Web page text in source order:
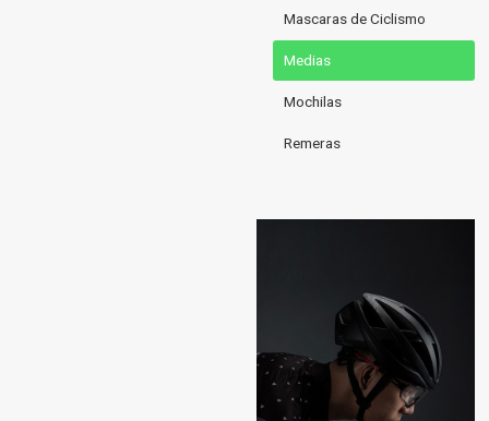
Mascaras de Ciclismo
Medias
Mochilas
Remeras